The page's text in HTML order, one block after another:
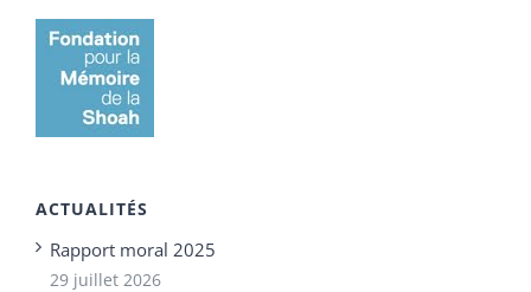
ACTUALITÉS
Rapport moral 2025
29 juillet 2026